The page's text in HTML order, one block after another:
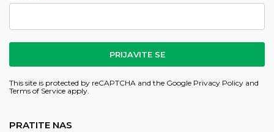
PRIJAVITE SE
This site is protected by reCAPTCHA and the Google Privacy Policy and
Terms of Service apply.
PRATITE NAS